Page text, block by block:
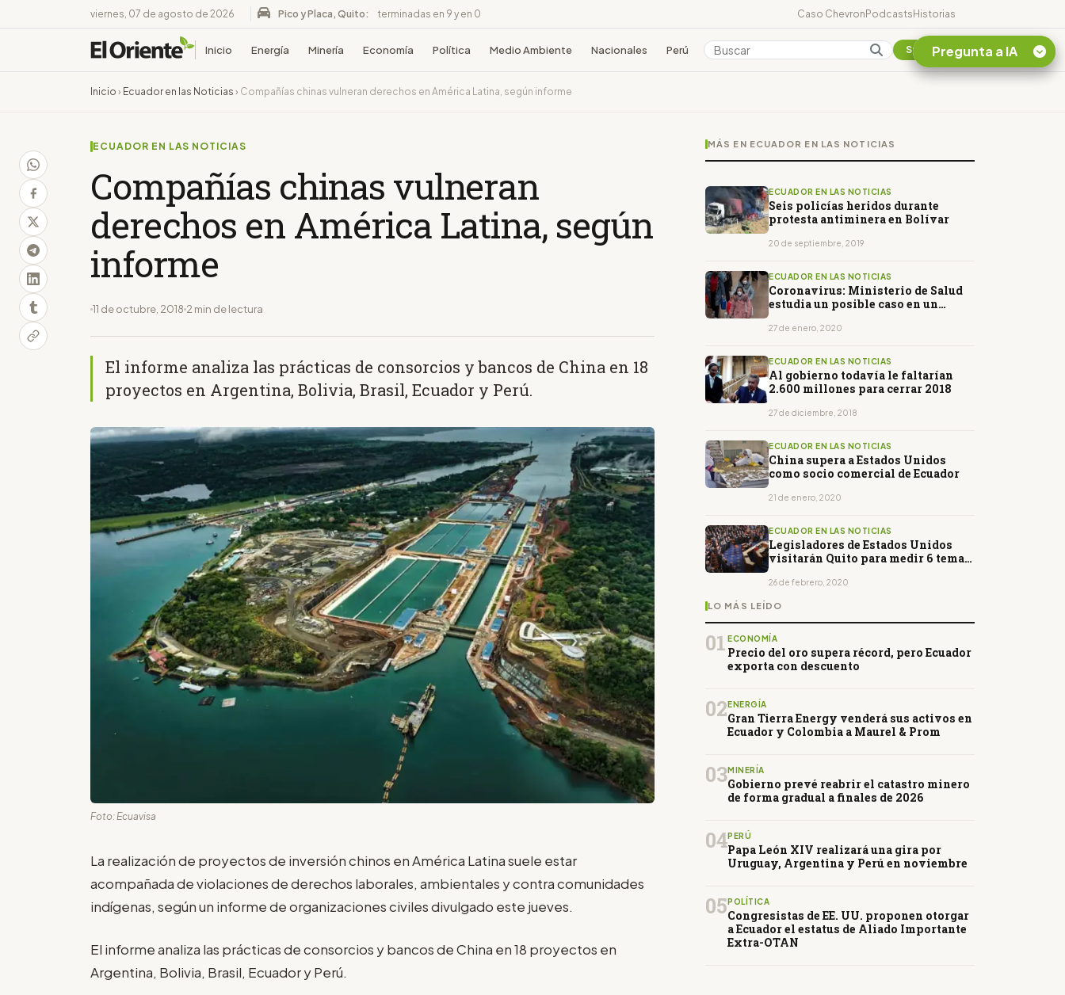
viernes, 07 de agosto de 2026 Pico y Placa, Quito: terminadas en 9 y en 0 Caso ChevronPodcastsHistorias
Inicio Energía Minería Economía Política Medio Ambiente Nacionales Perú Colombia Suscribirse
Inicio › Ecuador en las Noticias › Compañías chinas vulneran derechos en América Latina, según informe
ECUADOR EN LAS NOTICIAS
Compañías chinas vulneran
derechos en América Latina, según
informe
11 de octubre, 2018 2 min de lectura
El informe analiza las prácticas de consorcios y bancos de China en 18
proyectos en Argentina, Bolivia, Brasil, Ecuador y Perú.
Foto: Ecuavisa
La realización de proyectos de inversión chinos en América Latina suele estar
acompañada de violaciones de derechos laborales, ambientales y contra comunidades
indígenas, según un informe de organizaciones civiles divulgado este jueves.
El informe analiza las prácticas de consorcios y bancos de China en 18 proyectos en
Argentina, Bolivia, Brasil, Ecuador y Perú.
MÁS EN ECUADOR EN LAS NOTICIAS
ECUADOR EN LAS NOTICIAS
Seis policías heridos durante
protesta antiminera en Bolívar
20 de septiembre, 2019
ECUADOR EN LAS NOTICIAS
Coronavirus: Ministerio de Salud
estudia un posible caso en un
27 de enero, 2020
ECUADOR EN LAS NOTICIAS
Al gobierno todavía le faltarían
2.600 millones para cerrar 2018
27 de diciembre, 2018
ECUADOR EN LAS NOTICIAS
China supera a Estados Unidos
como socio comercial de Ecuador
21 de enero, 2020
ECUADOR EN LAS NOTICIAS
Legisladores de Estados Unidos
visitarán Quito para medir 6 temas
26 de febrero, 2020
LO MÁS LEÍDO
01 ECONOMÍA
Precio del oro supera récord, pero Ecuador
exporta con descuento
02 ENERGÍA
Gran Tierra Energy venderá sus activos en
Ecuador y Colombia a Maurel & Prom
03MINERÍA
Gobierno prevé reabrir el catastro minero
de forma gradual a finales de 2026
04PERÚ
Papa León XIV realizará una gira por
Uruguay, Argentina y Perú en noviembre
05 POLÍTICA
Congresistas de EE. UU. proponen otorgar
a Ecuador el estatus de Aliado Importante
Extra-OTAN
Pregunta a IA
¿En que consiste la